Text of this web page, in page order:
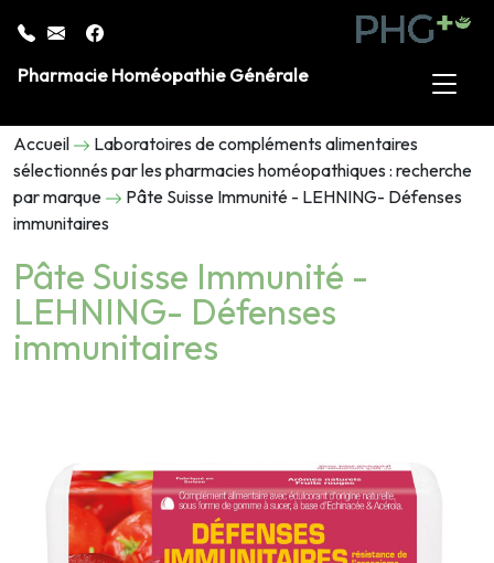
Pharmacie Homéopathie Générale
Accueil
Laboratoires de compléments alimentaires
sélectionnés par les pharmacies homéopathiques : recherche
par marque
Pâte Suisse Immunité - LEHNING- Défenses
immunitaires
Pâte Suisse Immunité -
LEHNING- Défenses
immunitaires